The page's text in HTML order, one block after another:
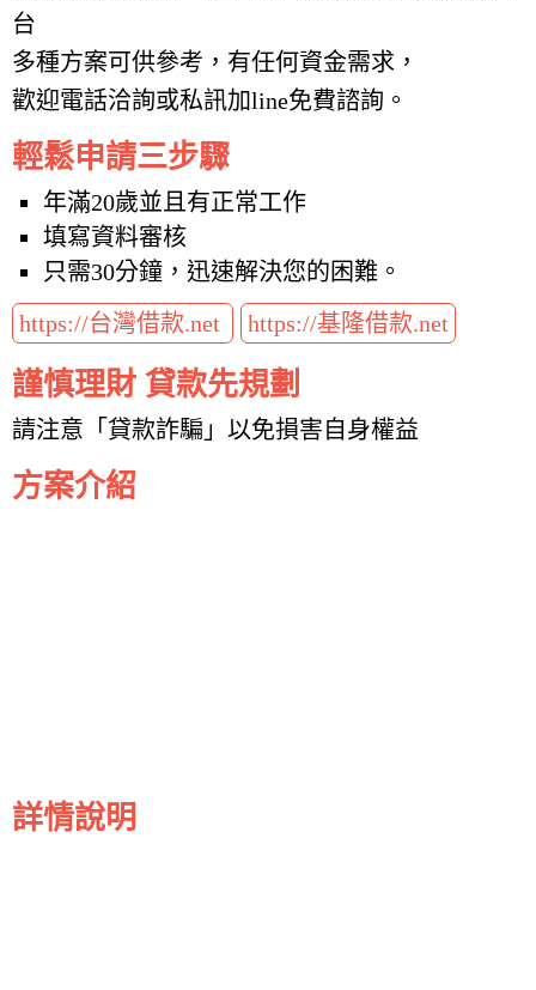
台
多種方案可供參考，有任何資金需求，
歡迎電話洽詢或私訊加line免費諮詢。
輕鬆申請三步驟
年滿20歲並且有正常工作
填寫資料審核
只需30分鐘，迅速解決您的困難。
https://台灣借款.net
https://基隆借款.net
謹慎理財 貸款先規劃
請注意「貸款詐騙」以免損害自身權益
方案介紹
詳情說明